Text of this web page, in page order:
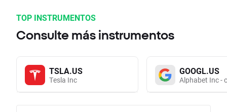
TOP INSTRUMENTOS
Consulte más instrumentos
TSLA.US
Tesla Inc
GOOGL.US
Alphabet Inc -